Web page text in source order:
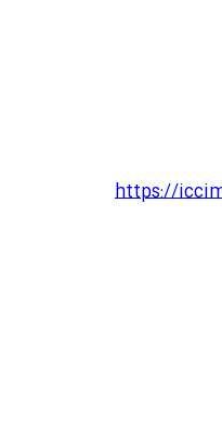
https://